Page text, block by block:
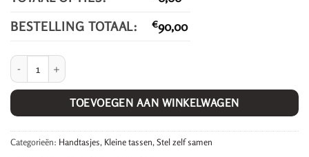
BESTELLING TOTAAL:
€90,00
Henk. aantal
TOEVOEGEN AAN WINKELWAGEN
Categorieën: Handtasjes, Kleine tassen, Stel zelf samen